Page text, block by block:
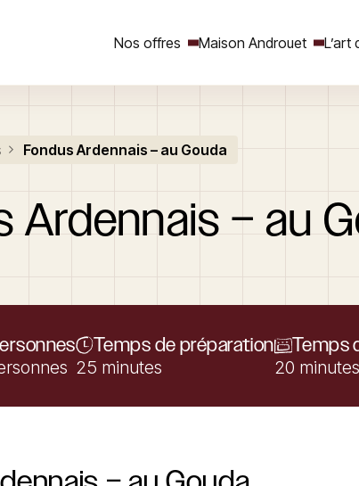
Nos offres Maison Androuet L’art
Fondus Ardennais – au Gouda
Ardennais – au
Temps de préparation
25 minutes
Temps
20 minutes